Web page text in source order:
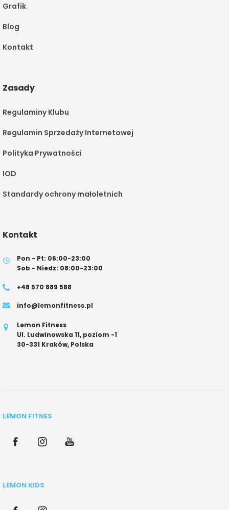
Grafik
Blog
Kontakt
Zasady
Regulaminy Klubu
Regulamin Sprzedaży Internetowej
Polityka Prywatności
IOD
Standardy ochrony małoletnich
Kontakt
Pon - Pt: 06:00-23:00
Sob - Niedz: 08:00-23:00
+48 570 889 588
info@lemonfitness.pl
Lemon Fitness
Ul. Ludwinowska 11, poziom -1
30-331 Kraków, Polska
LEMON FITNES
LEMON KIDS